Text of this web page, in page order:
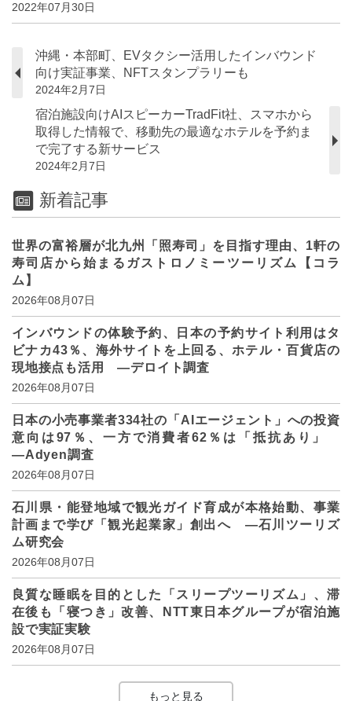
2022年07月30日
沖縄・本部町、EVタクシー活用したインバウンド
向け実証事業、NFTスタンプラリーも
2024年2月7日
宿泊施設向けAIスピーカーTradFit社、スマホから
取得した情報で、移動先の最適なホテルを予約ま
で完了する新サービス
2024年2月7日
新着記事
世界の富裕層が北九州「照寿司」を目指す理由、1軒の
寿司店から始まるガストロノミーツーリズム【コラ
ム】
2026年08月07日
インバウンドの体験予約、日本の予約サイト利用はタ
ビナカ43％、海外サイトを上回る、ホテル・百貨店の
現地接点も活用 ―デロイト調査
2026年08月07日
日本の小売事業者334社の「AIエージェント」への投資
意向は97％、一方で消費者62％は「抵抗あり」
―Adyen調査
2026年08月07日
石川県・能登地域で観光ガイド育成が本格始動、事業
計画まで学び「観光起業家」創出へ ―石川ツーリズ
ム研究会
2026年08月07日
良質な睡眠を目的とした「スリープツーリズム」、滞
在後も「寝つき」改善、NTT東日本グループが宿泊施
設で実証実験
2026年08月07日
もっと見る